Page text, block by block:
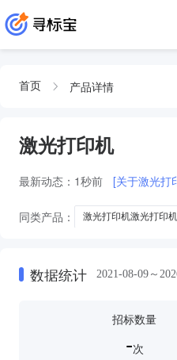
首页 产品详情
激光打印机
最新动态： 1秒前 [关于激光打
同类产品： 激光打印机激光打印机
数据统计 2021-08-09～
招标数量
-次